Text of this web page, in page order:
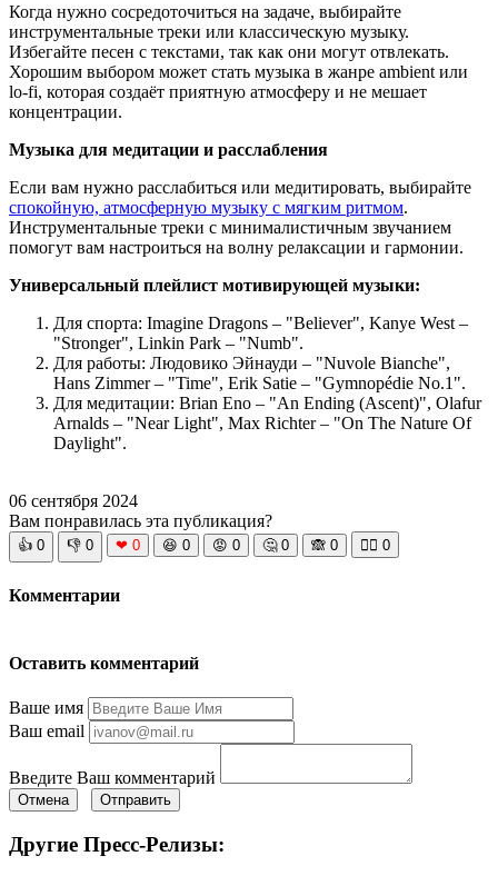
Когда нужно сосредоточиться на задаче, выбирайте
инструментальные треки или классическую музыку.
Избегайте песен с текстами, так как они могут отвлекать.
Хорошим выбором может стать музыка в жанре ambient или
lo-fi, которая создаёт приятную атмосферу и не мешает
концентрации.
Музыка для медитации и расслабления
Если вам нужно расслабиться или медитировать, выбирайте
спокойную, атмосферную музыку с мягким ритмом.
Инструментальные треки с минималистичным звучанием
помогут вам настроиться на волну релаксации и гармонии.
Универсальный плейлист мотивирующей музыки:
Для спорта: Imagine Dragons – "Believer", Kanye West –
"Stronger", Linkin Park – "Numb".
Для работы: Людовико Эйнауди – "Nuvole Bianche",
Hans Zimmer – "Time", Erik Satie – "Gymnopédie No.1".
Для медитации: Brian Eno – "An Ending (Ascent)", Olafur
Arnalds – "Near Light", Max Richter – "On The Nature Of
Daylight".
06 сентября 2024
Вам понравилась эта публикация?
👍 0 👎 0 ❤ 0 😆 0 😡 0 🤔 0 🙈 0 🧘‍♀️ 0
Комментарии
Оставить комментарий
Ваше имя
Ваш email
Введите Ваш комментарий
Отмена Отправить
Другие Пресс-Релизы: